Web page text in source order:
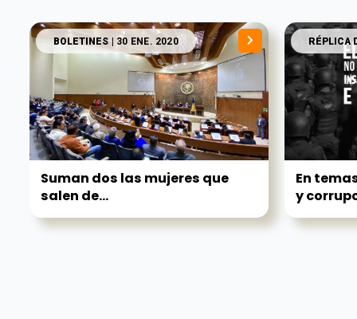
BOLETINES | 30 ENE. 2020
Suman dos las mujeres que
salen de...
RÉPLICA
En
y